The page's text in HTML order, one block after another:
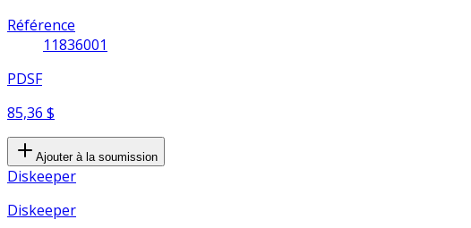
Référence
11836001
PDSF
85,36 $
Ajouter à la soumission
Diskeeper
Diskeeper